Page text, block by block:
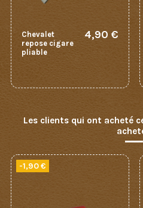
Chevalet
repose cigare
pliable
4,90 €
Les clients qui ont acheté
-1,90 €